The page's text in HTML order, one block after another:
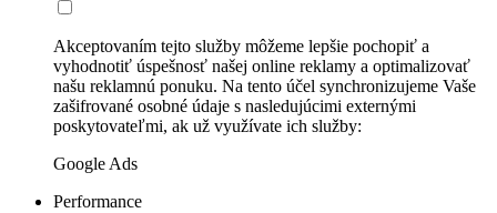
Akceptovaním tejto služby môžeme lepšie pochopiť a
vyhodnotiť úspešnosť našej online reklamy a optimalizovať
našu reklamnú ponuku. Na tento účel synchronizujeme Vaše
zašifrované osobné údaje s nasledujúcimi externými
poskytovateľmi, ak už využívate ich služby:
Google Ads
Performance